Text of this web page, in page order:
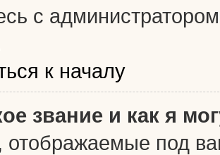
с
к началу
звание и как я
отображаемые под